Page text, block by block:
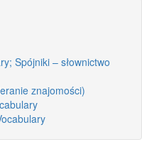
Spójniki – słownictwo
znajomości)